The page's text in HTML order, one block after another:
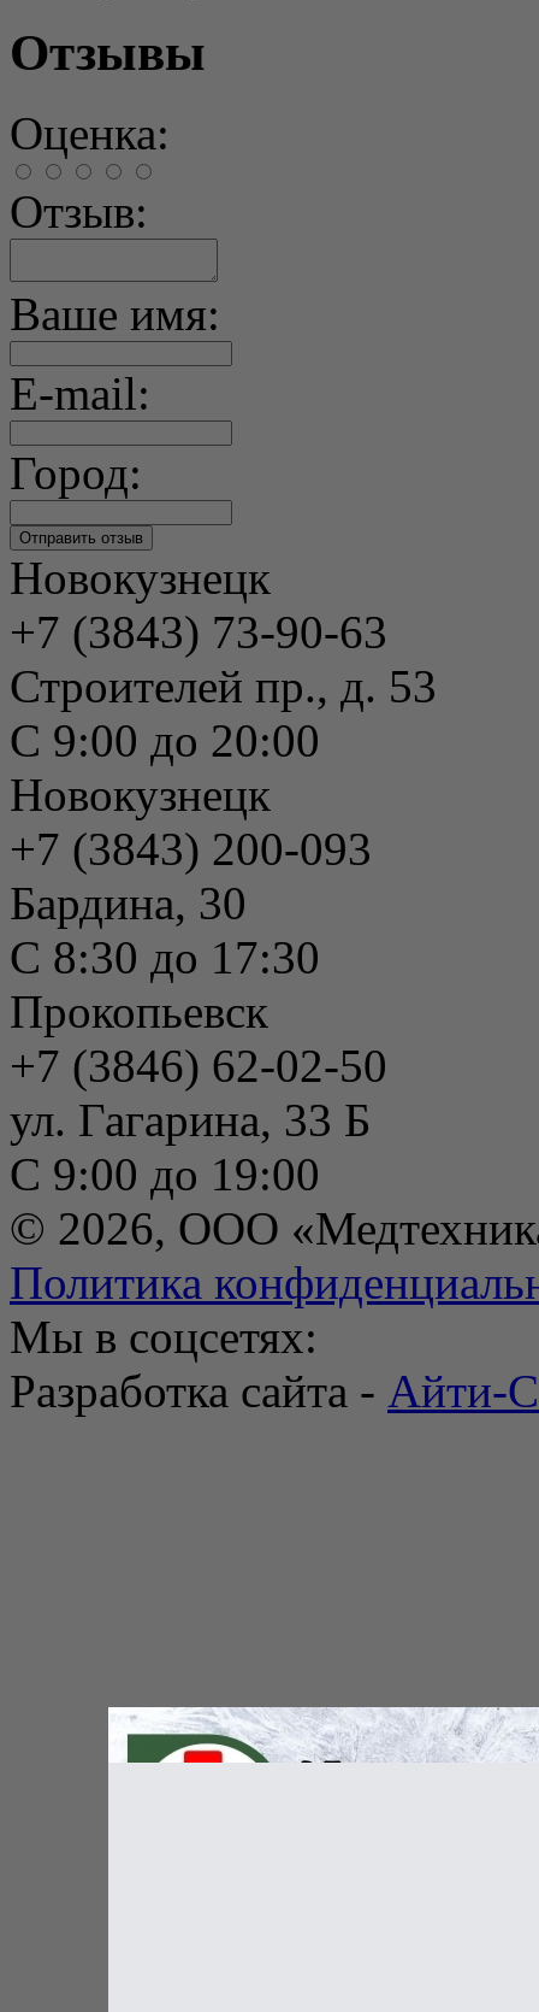
Отзывы
Оценка:
Отзыв:
Ваше имя:
E-mail:
Город:
Новокузнецк
+7 (3843) 73-90-63
Строителей пр., д. 53
С 9:00 до 20:00
Новокузнецк
+7 (3843) 200-093
Бардина, 30
С 8:30 до 17:30
Прокопьевск
+7 (3846) 62-02-50
ул. Гагарина, 33 Б
С 9:00 до 19:00
© 2026, ООО
Политика
Мы в соцсетях:
Разработка сайта - Айти-